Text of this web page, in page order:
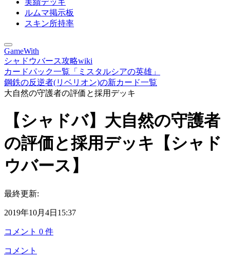
実績デッキ
ルムマ掲示板
スキン所持率
GameWith
シャドウバース攻略wiki
カードパック一覧「ミスタルシアの英雄」
鋼鉄の反逆者(リベリオン)の新カード一覧
大自然の守護者の評価と採用デッキ
【シャドバ】大自然の守護者
の評価と採用デッキ【シャド
ウバース】
最終更新:
2019年10月4日15:37
コメント 0 件
コメント